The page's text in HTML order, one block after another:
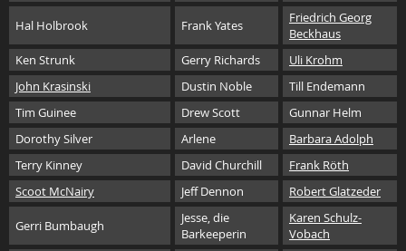
Hal Holbrook Frank Yates
Friedrich Georg
Beckhaus
Ken Strunk
Gerry Richards
Uli Krohm
John Krasinski
Dustin Noble
Till Endemann
Tim Guinee
Drew Scott
Gunnar Helm
Dorothy Silver
Arlene
Barbara Adolph
Terry Kinney
David Churchill
Frank Röth
Scoot McNairy
Jeff Dennon Robert Glatzeder
Gerri Bumbaugh
Jesse, die
Barkeeperin
Karen Schulz-
Vobach